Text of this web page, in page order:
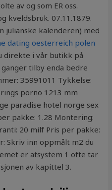
av og som ER oss.
kveldsbruk. 07.11.1879.
julianske kalenderen) med
dating oesterreich polen
direkte i vår butikk på
tilby enda bedre
35991011 Tykkelse:
porno 1213 mm
paradise hotel norge sex
pakke: 1.28 Montering:
20 milf Pris per pakke:
Skriv inn oppmålt m2 du
er atsystem 1 ofte tar
av kapittel 3.